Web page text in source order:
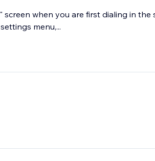
when you are first dialing in
menu,...